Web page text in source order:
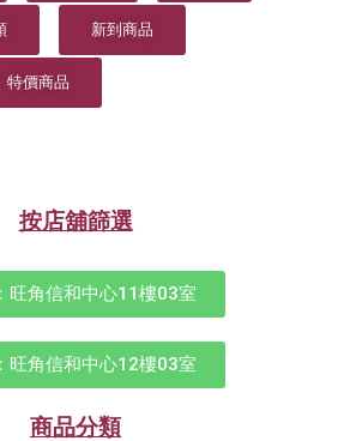
新到商品
特價商品
按店舖篩選
旺角信和中心11樓03室
旺角信和中心12樓03室
商品分類